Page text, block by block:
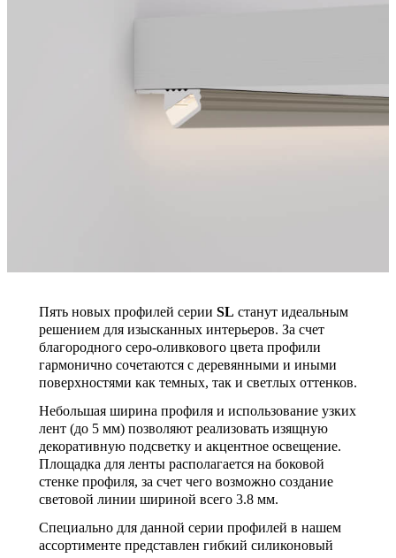
Пять новых профилей серии SL станут идеальным
решением для изысканных интерьеров. За счет
благородного серо-оливкового цвета профили
гармонично сочетаются с деревянными и иными
поверхностями как темных, так и светлых оттенков.
Небольшая ширина профиля и использование узких
лент (до 5 мм) позволяют реализовать изящную
декоративную подсветку и акцентное освещение.
Площадка для ленты располагается на боковой
стенке профиля, за счет чего возможно создание
световой линии шириной всего 3.8 мм.
Специально для данной серии профилей в нашем
ассортименте представлен гибкий силиконовый